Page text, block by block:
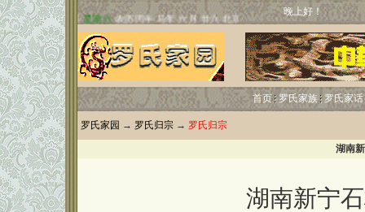
晚上好！
首页 罗氏家族 罗氏家话
罗氏家园 → 罗氏归宗 → 罗氏归宗
湖南
湖南新宁